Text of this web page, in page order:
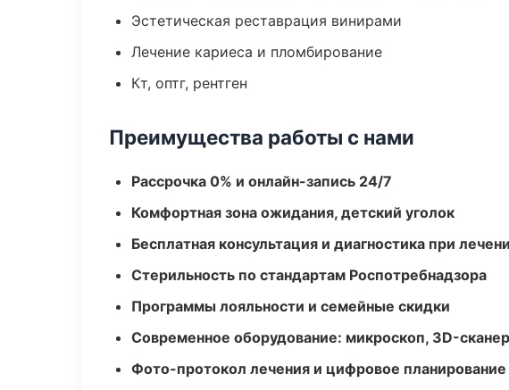
Эстетическая реставрация винирами
Лечение кариеса и пломбирование
Кт, оптг, рентген
Преимущества работы с нами
Рассрочка 0% и онлайн-запись 24/7
Комфортная зона ожидания, детский уголок
Бесплатная консультация и диагностика при
Стерильность по стандартам Роспотребнадзора
Программы лояльности и семейные скидки
Современное оборудование: микроскоп, 3D-
Фото-протокол лечения и цифровое планирование